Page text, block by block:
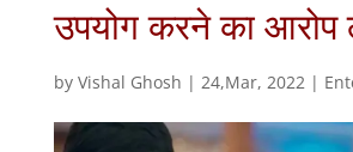
उपयोग करने का आरोप
by Vishal Ghosh | 24,Mar, 2022|